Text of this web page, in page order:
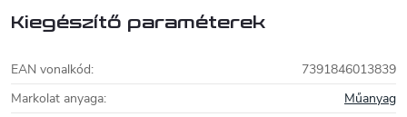
14C28 rozsdamentes acélból (Garberg kés), C100 szénacélból vagy
Kiegészítő paraméterek
EAN vonalkód:
7391846013839
Markolat anyaga:
Műanyag